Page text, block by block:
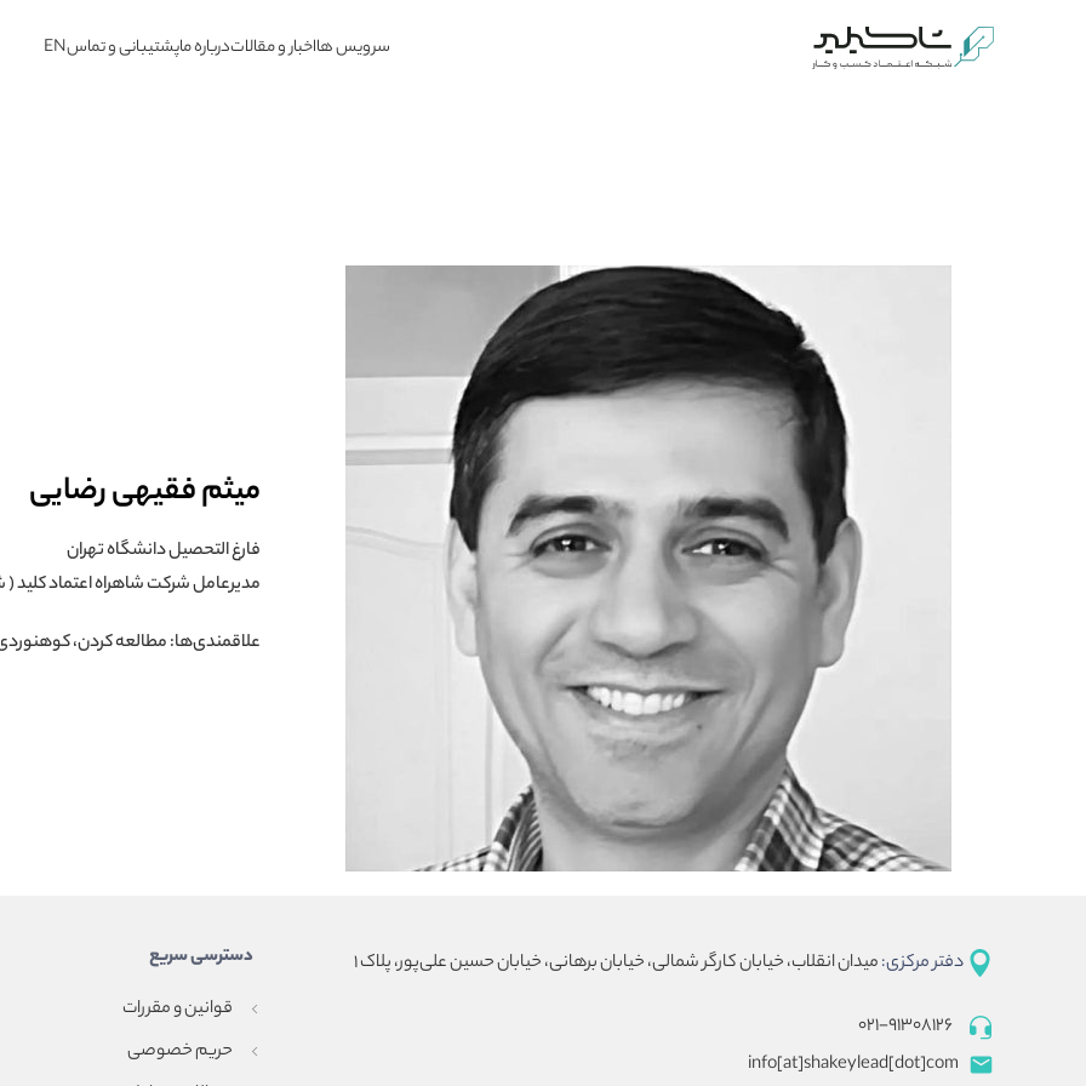
سرویس هااخبار و مقالاتدرباره ماپشتیبانی و تماسEN
میثم فقیهی رضایی
فارغ التحصیل دانشگاه تهران
مدیرعامل شرکت شاهراه اعتماد کلید (
علاقمندی‌ها: مطالعه کردن،
دفتر مرکزی:میدان انقلاب، خیابان کارگر شمالی، خیابان برهانی، خیابان حسین علی‌پور، پلاک ۱
۰۲۱-۹۱۳۰۸۱۲۶
دسترسی سریع
قوانین و مقررات
حریم خصوصی